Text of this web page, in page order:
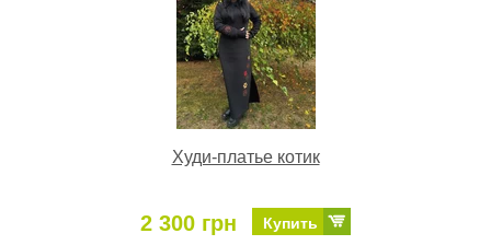
Худи-платье котик
2 300 грн Купить